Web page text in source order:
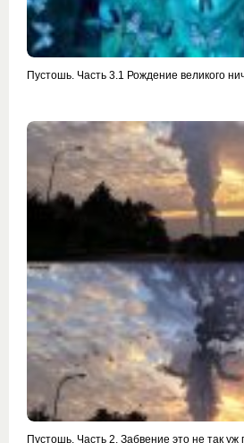
Пустошь. Часть 3.1 Рождение великого
Пустошь. Часть 2. Забвение это не так уж